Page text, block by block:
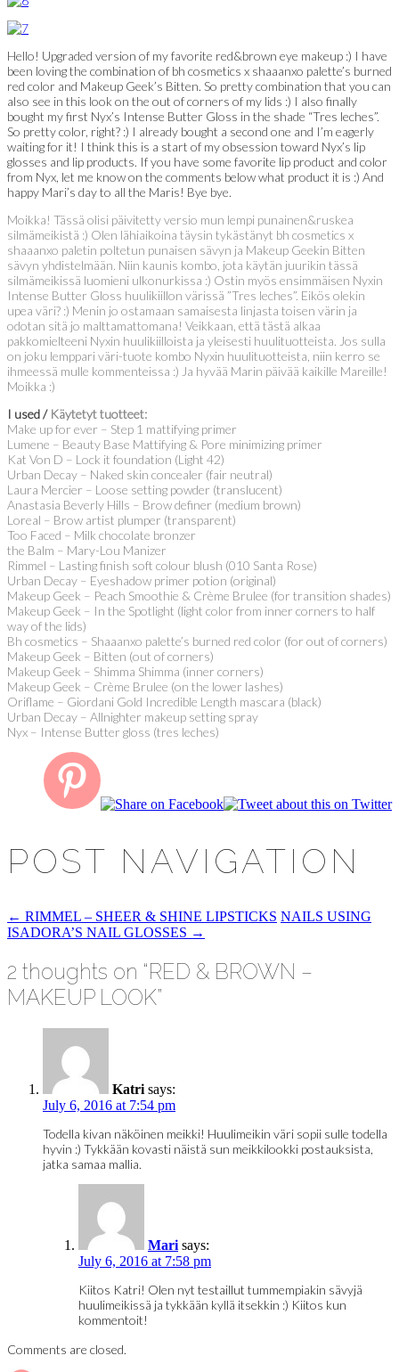
Hello! Upgraded version of my favorite red&brown eye makeup :) I have
been loving the combination of bh cosmetics x shaaanxo palette’s burned
red color and Makeup Geek’s Bitten. So pretty combination that you can
also see in this look on the out of corners of my lids :) I also finally
bought my first Nyx’s Intense Butter Gloss in the shade “Tres leches”.
So pretty color, right? :) I already bought a second one and I’m eagerly
waiting for it! I think this is a start of my obsession toward Nyx’s lip
glosses and lip products. If you have some favorite lip product and color
from Nyx, let me know on the comments below what product it is :) And
happy Mari’s day to all the Maris! Bye bye.
Moikka! Tässä olisi päivitetty versio mun lempi punainen&ruskea
silmämeikistä :) Olen lähiaikoina täysin tykästänyt bh cosmetics x
shaaanxo paletin poltetun punaisen sävyn ja Makeup Geekin Bitten
sävyn yhdistelmään. Niin kaunis kombo, jota käytän juurikin tässä
silmämeikissä luomieni ulkonurkissa :) Ostin myös ensimmäisen Nyxin
Intense Butter Gloss huulikiillon värissä ”Tres leches”. Eikös olekin
upea väri? :) Menin jo ostamaan samaisesta linjasta toisen värin ja
odotan sitä jo malttamattomana! Veikkaan, että tästä alkaa
pakkomielteeni Nyxin huulikiilloista ja yleisesti huulituotteista. Jos sulla
on joku lemppari väri-tuote kombo Nyxin huulituotteista, niin kerro se
ihmeessä mulle kommenteissa :) Ja hyvää Marin päivää kaikille Mareille!
Moikka :)
I used / Käytetyt tuotteet:
Make up for ever – Step 1 mattifying primer
Lumene – Beauty Base Mattifying & Pore minimizing primer
Kat Von D – Lock it foundation (Light 42)
Urban Decay – Naked skin concealer (fair neutral)
Laura Mercier – Loose setting powder (translucent)
Anastasia Beverly Hills – Brow definer (medium brown)
Loreal – Brow artist plumper (transparent)
Too Faced – Milk chocolate bronzer
the Balm – Mary-Lou Manizer
Rimmel – Lasting finish soft colour blush (010 Santa Rose)
Urban Decay – Eyeshadow primer potion (original)
Makeup Geek – Peach Smoothie & Crème Brulee (for transition shades)
Makeup Geek – In the Spotlight (light color from inner corners to half
way of the lids)
Bh cosmetics – Shaaanxo palette’s burned red color (for out of corners)
Makeup Geek – Bitten (out of corners)
Makeup Geek – Shimma Shimma (inner corners)
Makeup Geek – Crème Brulee (on the lower lashes)
Oriflame – Giordani Gold Incredible Length mascara (black)
Urban Decay – Allnighter makeup setting spray
Nyx – Intense Butter gloss (tres leches)
POST NAVIGATION
← RIMMEL – SHEER & SHINE LIPSTICKS NAILS USING
ISADORA’S NAIL GLOSSES →
2 thoughts on “RED & BROWN –
MAKEUP LOOK”
Katri says:
July 6, 2016 at 7:54 pm
Todella kivan näköinen meikki! Huulimeikin väri sopii sulle todella
hyvin :) Tykkään kovasti näistä sun meikkilookki postauksista,
jatka samaa mallia.
Mari says:
July 6, 2016 at 7:58 pm
Kiitos Katri! Olen nyt testaillut tummempiakin sävyjä
huulimeikissä ja tykkään kyllä itsekkin :) Kiitos kun
kommentoit!
Comments are closed.